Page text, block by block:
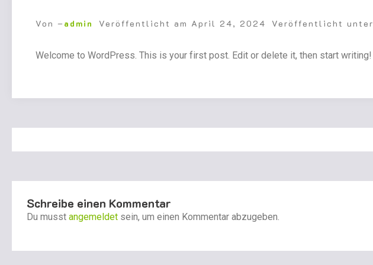
Von – admin Veröffentlicht am April 24, 2024 Veröffentlicht unter
Welcome to WordPress. This is your first post. Edit or delete it, then start writing!
Schreibe einen Kommentar
Du musst angemeldet sein, um einen Kommentar abzugeben.